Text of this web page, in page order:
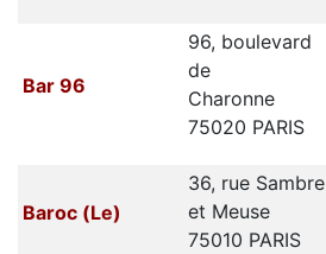
Bar 96
96, boulevard
de
Charonne
75020 PARIS
Baroc (Le)
36, rue Sambre
et Meuse
75010 PARIS